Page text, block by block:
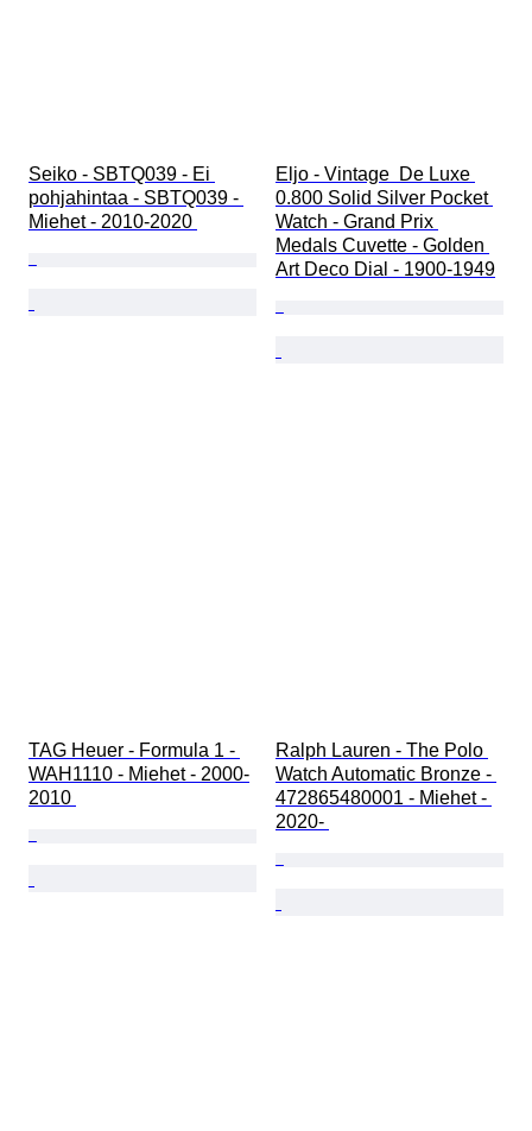
Seiko - SBTQ039 - Ei
pohjahintaa - SBTQ039 -
Miehet - 2010-2020
Eljo - Vintage  De Luxe
0.800 Solid Silver Pocket
Watch - Grand Prix
Medals Cuvette - Golden
Art Deco Dial - 1900-1949
TAG Heuer - Formula 1 -
WAH1110 - Miehet - 2000-
2010
Ralph Lauren - The Polo
Watch Automatic Bronze -
472865480001 - Miehet -
2020-